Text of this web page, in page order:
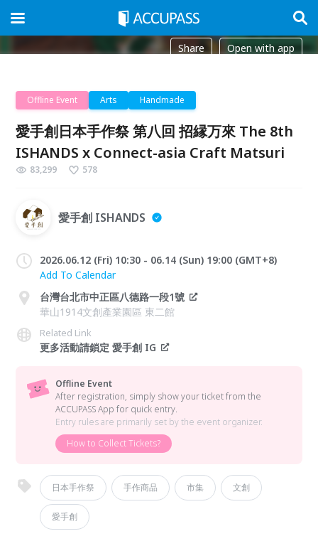
Share Open with app
Offline Event Arts Handmade
愛手創日本手作祭 第八回 招縁万來 The 8th
ISHANDS x Connect-asia Craft Matsuri
83,299 578
愛手創 ISHANDS
2026.06.12 (Fri) 10:30 - 06.14 (Sun) 19:00 (GMT+8)
Add To Calendar
台灣台北市中正區八德路一段1號
華山1914文創產業園區 東二館
Related Link
更多活動請鎖定 愛手創 IG
Offline Event
After registration, simply show your ticket from the
ACCUPASS App for quick entry.
Entry rules are primarily set by the event organizer.
How to Collect Tickets?
日本手作祭 手作商品 市集 文創
愛手創